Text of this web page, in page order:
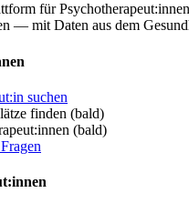
für
— mit Daten aus dem
suchen
finden (bald)
(bald)